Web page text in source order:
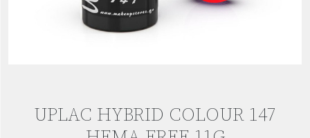
UPLAC HYBRID COLOUR 147